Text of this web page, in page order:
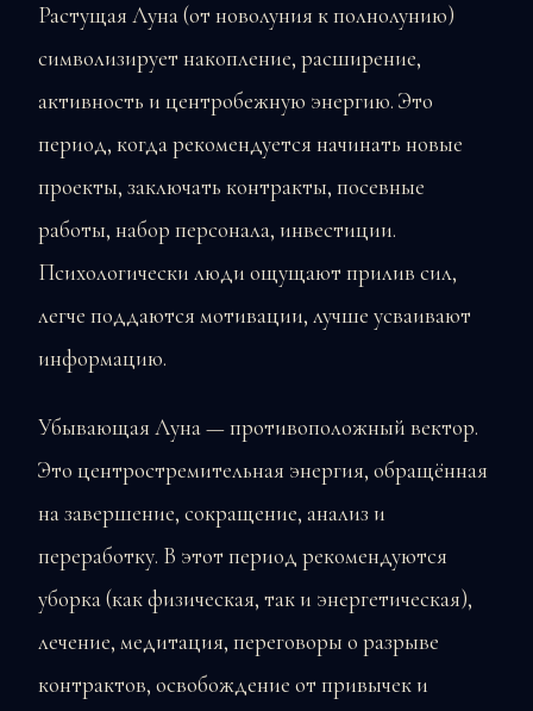
Растущая Луна (от новолуния к полнолунию)
символизирует накопление, расширение,
активность и центробежную энергию. Это
период, когда рекомендуется начинать новые
проекты, заключать контракты, посевные
работы, набор персонала, инвестиции.
Психологически люди ощущают прилив сил,
легче поддаются мотивации, лучше усваивают
информацию.
Убывающая Луна — противоположный вектор.
Это центростремительная энергия, обращённая
на завершение, сокращение, анализ и
переработку. В этот период рекомендуются
уборка (как физическая, так и энергетическая),
лечение, медитация, переговоры о разрыве
контрактов, освобождение от привычек и